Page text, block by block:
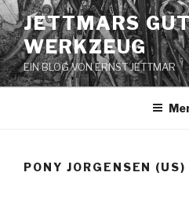
Zum
Inhalt
springen
JETTMARS
WERKZEUG
EIN BLOG VON ERNST JETTMAR
PONY JORGENSEN (US)